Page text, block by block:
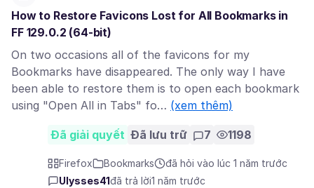
How to Restore Favicons Lost for All Bookmarks in
FF 129.0.2 (64-bit)
On two occasions all of the favicons for my
Bookmarks have disappeared. The only way I have
been able to restore them is to open each bookmark
using "Open All in Tabs" fo… (xem thêm)
Đã giải quyết Đã lưu trữ 7 1198
Firefox Bookmarks
đã hỏi vào lúc 1 năm trước
Ulysses41đã trả lời1 năm trước